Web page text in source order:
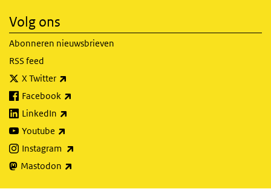
Volg ons
Abonneren nieuwsbrieven
RSS feed
X Twitter
Facebook
LinkedIn
Youtube
Instagram
Mastodon